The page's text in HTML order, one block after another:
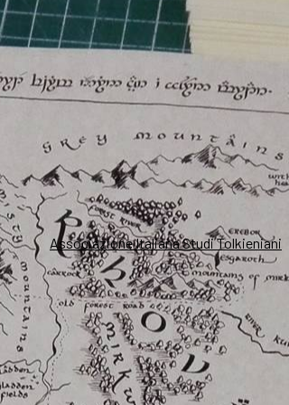
Associazione Italiana Studi Tolkieniani